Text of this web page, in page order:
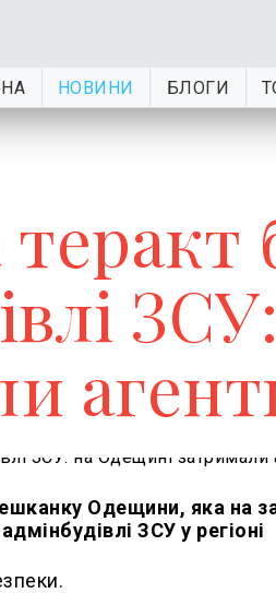
НОВИНИ БЛОГИ
Одещини, яка на
ЗСУ у регіоні